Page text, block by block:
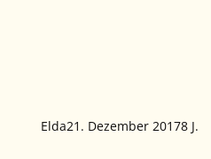
Elda21. Dezember 20178 J.